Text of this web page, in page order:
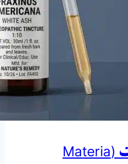
ہومیوپیتھک ادویات (Materia